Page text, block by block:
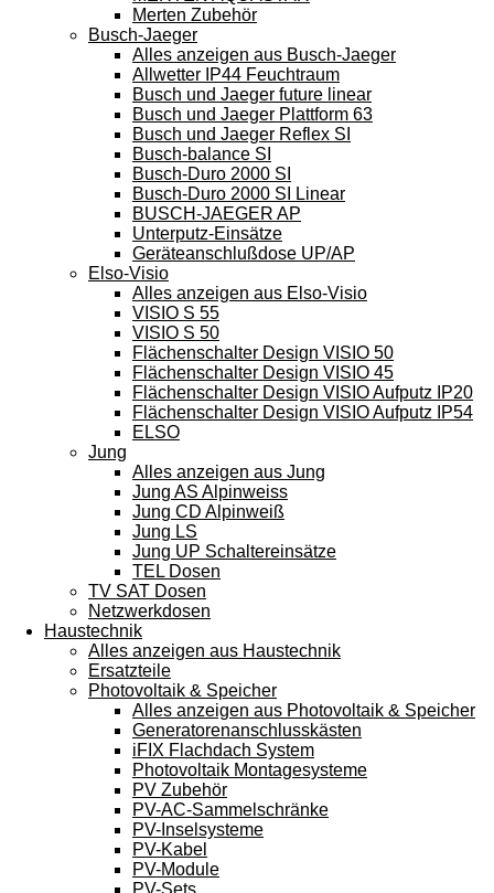
Merten Zubehör
Busch-Jaeger
Alles anzeigen aus Busch-Jaeger
Allwetter IP44 Feuchtraum
Busch und Jaeger future linear
Busch und Jaeger Plattform 63
Busch und Jaeger Reflex SI
Busch-balance SI
Busch-Duro 2000 SI
Busch-Duro 2000 SI Linear
BUSCH-JAEGER AP
Unterputz-Einsätze
Geräteanschlußdose UP/AP
Elso-Visio
Alles anzeigen aus Elso-Visio
VISIO S 55
VISIO S 50
Flächenschalter Design VISIO 50
Flächenschalter Design VISIO 45
Flächenschalter Design VISIO Aufputz IP20
Flächenschalter Design VISIO Aufputz IP54
ELSO
Jung
Alles anzeigen aus Jung
Jung AS Alpinweiss
Jung CD Alpinweiß
Jung LS
Jung UP Schaltereinsätze
TEL Dosen
TV SAT Dosen
Netzwerkdosen
Haustechnik
Alles anzeigen aus Haustechnik
Ersatzteile
Photovoltaik & Speicher
Alles anzeigen aus Photovoltaik & Speicher
Generatorenanschlusskästen
iFIX Flachdach System
Photovoltaik Montagesysteme
PV Zubehör
PV-AC-Sammelschränke
PV-Inselsysteme
PV-Kabel
PV-Module
PV-Sets